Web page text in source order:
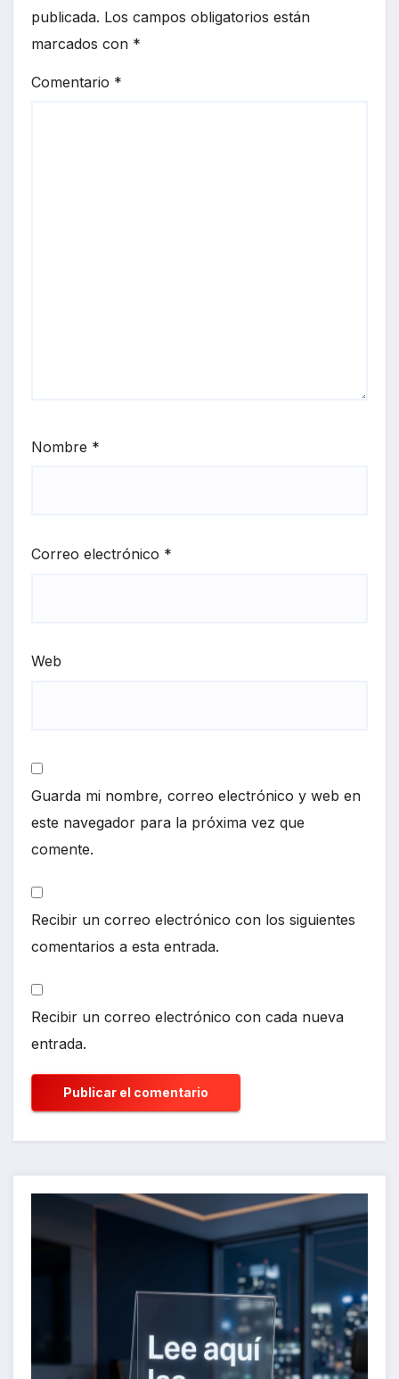
publicada. Los campos obligatorios están
marcados con *
Comentario *
Nombre *
Correo electrónico *
Web
Guarda mi nombre, correo electrónico y web en
este navegador para la próxima vez que
comente.
Recibir un correo electrónico con los siguientes
comentarios a esta entrada.
Recibir un correo electrónico con cada nueva
entrada.